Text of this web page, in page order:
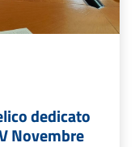
dedicato
Novembre